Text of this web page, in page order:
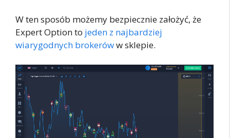
W ten sposób możemy bezpiecznie założyć, że
Expert Option to jeden z najbardziej
wiarygodnych brokeróww sklepie.